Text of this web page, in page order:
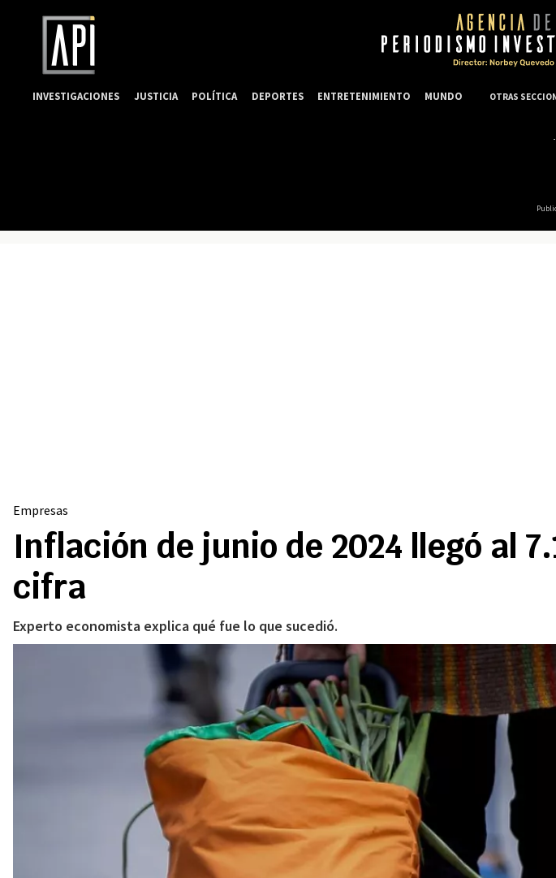
Empresas
Inflación de junio de 2024 llegó al
cifra
Experto economista explica qué fue lo que sucedió.
INVESTIGACIONES JUSTICIA POLÍTICA DEPORTES ENTRETENIMIENTO MUNDO OTRAS